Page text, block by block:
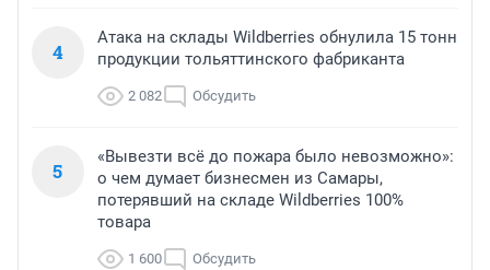
4
Атака на склады Wildberries обнулила 15 тонн
продукции тольяттинского фабриканта
2 082 Обсудить
5
«Вывезти всё до пожара было невозможно»:
о чем думает бизнесмен из Самары,
потерявший на складе Wildberries 100%
товара
1 600 Обсудить